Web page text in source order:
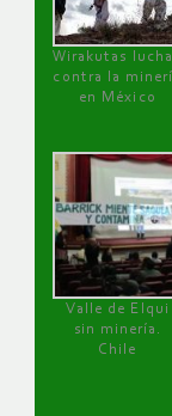
Wirakutas
contra la
en México
Valle de Elqui
sin minería.
Chile